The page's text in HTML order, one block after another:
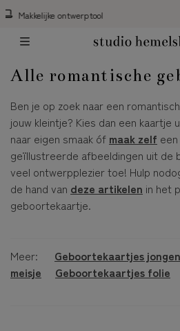
Alle romantische
Ben je op zoek naar een
jouw kleintje? Kies dan een kaartje
naar eigen smaak óf maak zelf
geïllustreerde afbeeldingen uit de
veel ontwerpplezier toe! Hulp
de hand van deze artikelen in het
geboortekaartje.
Meer: Geboortekaartjes jongen
meisje
Geboortekaartjes folie